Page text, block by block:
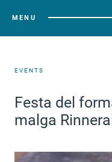
MENU
EVENTS
Festa del
malga